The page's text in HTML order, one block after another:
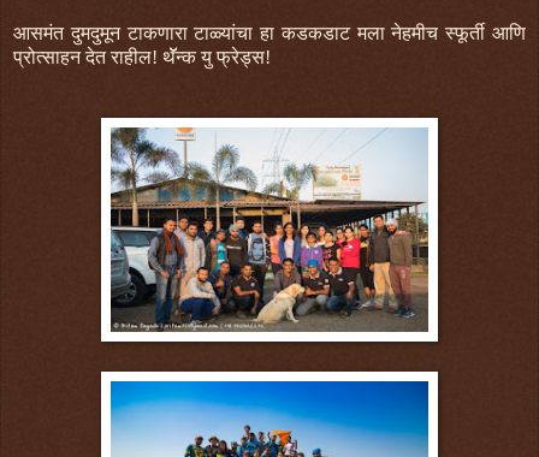
आसमंत दुमदुमून टाकणारा टाळ्यांचा हा कडकडाट मला नेहमीच स्फूर्ती आणि
प्रोत्साहन देत राहील! थॅॅॅन्क यु फ्रेड्स!